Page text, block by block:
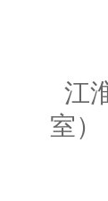
江
室）